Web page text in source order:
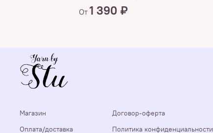
От 1 390 ₽
Магазин
Оплата/доставка
Договор-оферта
Политика конфиденциальности